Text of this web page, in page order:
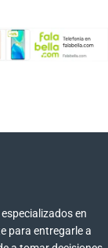
en
para entregarle a